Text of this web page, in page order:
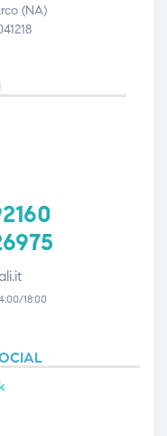
(NA)
18:00